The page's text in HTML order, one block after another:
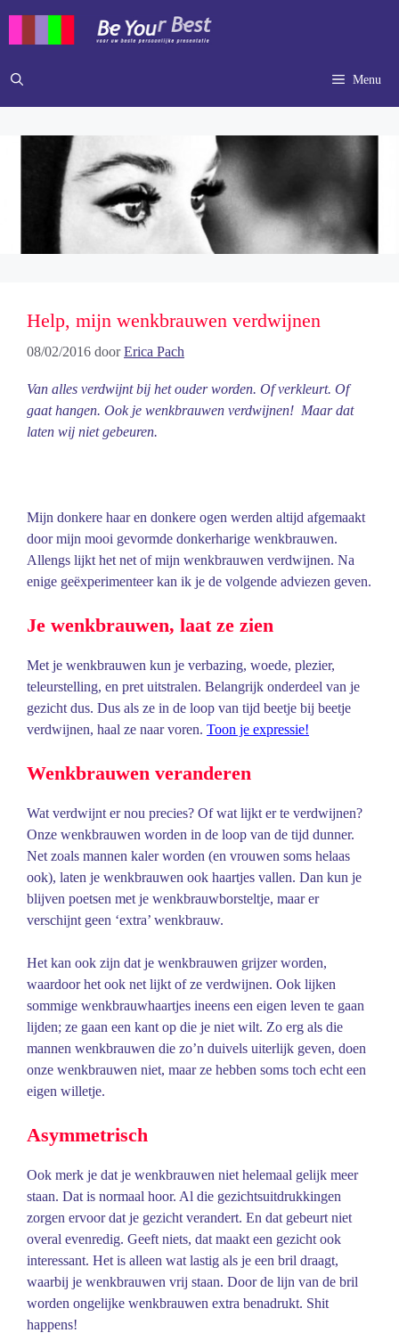
inhoud
Menu
Help, mijn wenkbrauwen verdwijnen
08/02/2016 doorErica Pach
Van alles verdwijnt bij het ouder worden. Of verkleurt. Of
gaat hangen. Ook je wenkbrauwen verdwijnen! Maar dat
laten wij niet gebeuren.
Mijn donkere haar en donkere ogen werden altijd afgemaakt
door mijn mooi gevormde donkerharige wenkbrauwen.
Allengs lijkt het net of mijn wenkbrauwen verdwijnen. Na
enige geëxperimenteer kan ik je de volgende adviezen geven.
Je wenkbrauwen, laat ze zien
Met je wenkbrauwen kun je verbazing, woede, plezier,
teleurstelling, en pret uitstralen. Belangrijk onderdeel van je
gezicht dus. Dus als ze in de loop van tijd beetje bij beetje
verdwijnen, haal ze naar voren. Toon je expressie!
Wenkbrauwen veranderen
Wat verdwijnt er nou precies? Of wat lijkt er te verdwijnen?
Onze wenkbrauwen worden in de loop van de tijd dunner.
Net zoals mannen kaler worden (en vrouwen soms helaas
ook), laten je wenkbrauwen ook haartjes vallen. Dan kun je
blijven poetsen met je wenkbrauwborsteltje, maar er
verschijnt geen ‘extra’ wenkbrauw.
Het kan ook zijn dat je wenkbrauwen grijzer worden,
waardoor het ook net lijkt of ze verdwijnen. Ook lijken
sommige wenkbrauwhaartjes ineens een eigen leven te gaan
lijden; ze gaan een kant op die je niet wilt. Zo erg als die
mannen wenkbrauwen die zo’n duivels uiterlijk geven, doen
onze wenkbrauwen niet, maar ze hebben soms toch echt een
eigen willetje.
Asymmetrisch
Ook merk je dat je wenkbrauwen niet helemaal gelijk meer
staan. Dat is normaal hoor. Al die gezichtsuitdrukkingen
zorgen ervoor dat je gezicht verandert. En dat gebeurt niet
overal evenredig. Geeft niets, dat maakt een gezicht ook
interessant. Het is alleen wat lastig als je een bril draagt,
waarbij je wenkbrauwen vrij staan. Door de lijn van de bril
worden ongelijke wenkbrauwen extra benadrukt. Shit
happens!